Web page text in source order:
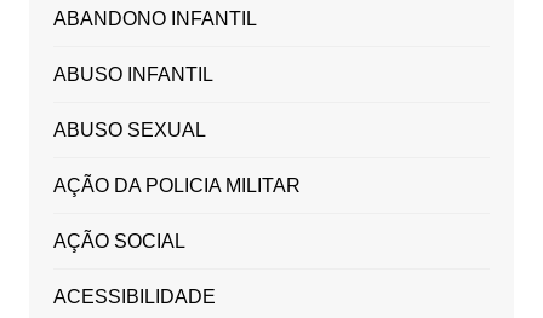
ABANDONO INFANTIL
ABUSO INFANTIL
ABUSO SEXUAL
AÇÃO DA POLICIA MILITAR
AÇÃO SOCIAL
ACESSIBILIDADE